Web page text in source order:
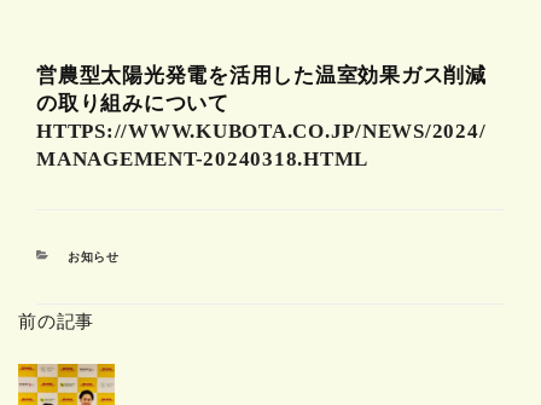
営農型太陽光発電を活用した温室効果ガス削減
の取り組みについて
HTTPS://WWW.KUBOTA.CO.JP/NEWS/2024/
MANAGEMENT-20240318.HTML
カ
リ
お知らせ
前の記事